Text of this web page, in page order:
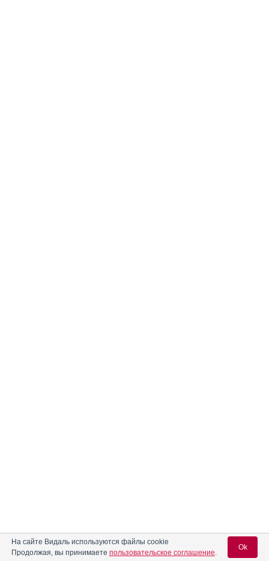
На сайте Видаль используются файлы cookie
Продолжая, вы принимаете пользовательское соглашение.
Ok